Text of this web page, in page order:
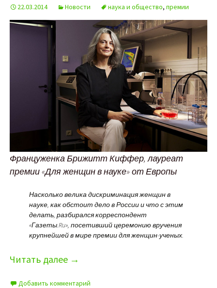
22.03.2014 Новости наука и общество, премии
Француженка Брижитт Киффер, лауреат
премии «Для женщин в науке» от Европы
Насколько велика дискриминация женщин в
науке, как обстоит дело в России и что с этим
делать, разбирался корреспондент
«Газеты.Ru», посетивший церемонию вручения
крупнейшей в мире премии для женщин-ученых.
Читать далее →
Добавить комментарий